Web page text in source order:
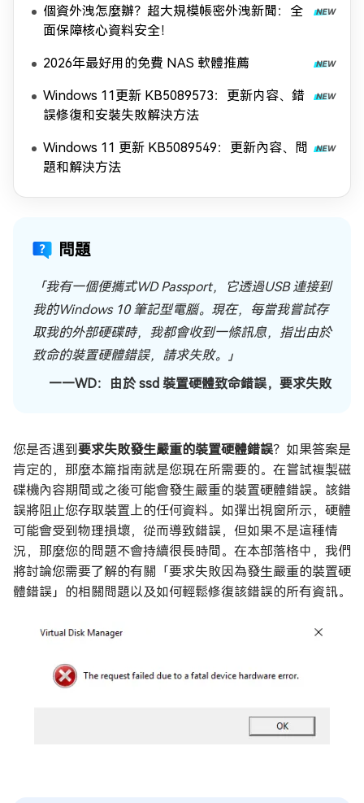
個資外洩怎麼辦？超大規模帳密外洩新聞：全
面保障核心資料安全！
2026年最好用的免費 NAS 軟體推薦
Windows 11更新 KB5089573：更新内容、錯
誤修復和安裝失敗解決方法
Windows 11 更新 KB5089549：更新內容、問
題和解決方法
問題
「我有一個便攜式WD Passport，它透過USB 連接到
我的Windows 10 筆記型電腦。現在，每當我嘗試存
取我的外部硬碟時，我都會收到一條訊息，指出由於
致命的裝置硬體錯誤，請求失敗。」
——WD：由於 ssd 裝置硬體致命錯誤，要求失敗
您是否遇到要求失敗發生嚴重的裝置硬體錯誤？如果答案是
肯定的，那麼本篇指南就是您現在所需要的。在嘗試複製磁
碟機內容期間或之後可能會發生嚴重的裝置硬體錯誤。該錯
誤將阻止您存取裝置上的任何資料。如彈出視窗所示，硬體
可能會受到物理損壞，從而導致錯誤，但如果不是這種情
況，那麼您的問題不會持續很長時間。在本部落格中，我們
將討論您需要了解的有關「要求失敗因為發生嚴重的裝置硬
體錯誤」的相關問題以及如何輕鬆修復該錯誤的所有資訊。